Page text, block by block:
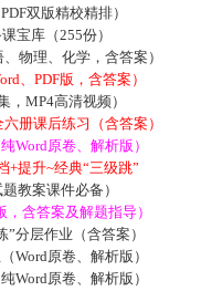
双版精校精排）
宝库（255份）
物理、化学，含答案）
、PDF版，含答案）
，MP4高清视频）
册课后练习（含答案）
Word原卷、解析版）
+提升~经典“三级跳”
教案课件必备）
含答案及解题指导）
分层作业（含答案）
Word原卷、解析版）
Word原卷、解析版）